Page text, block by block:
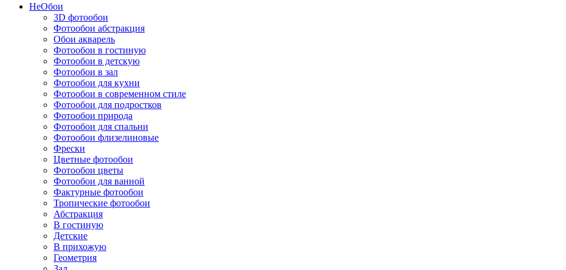
НеОбои
3D фотообои
Фотообои абстракция
Обои акварель
Фотообои в гостиную
Фотообои в детскую
Фотообои в зал
Фотообои для кухни
Фотообои в современном стиле
Фотообои для подростков
Фотообои природа
Фотообои для спальни
Фотообои флизелиновые
Фрески
Цветные фотообои
Фотообои цветы
Фотообои для ванной
Фактурные фотообои
Тропические фотообои
Абстракция
В гостиную
Детские
В прихожую
Геометрия